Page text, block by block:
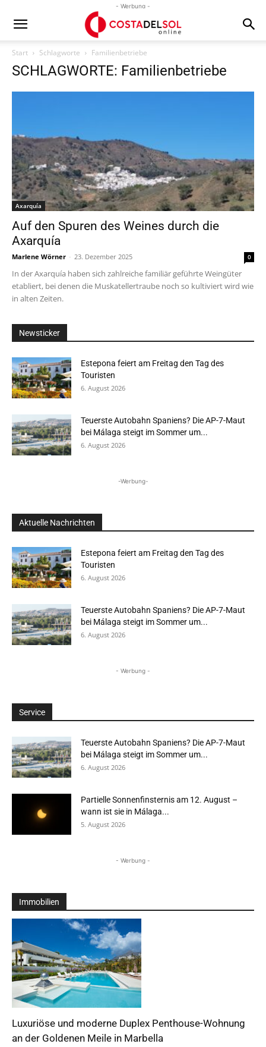
- Werbung -
Start Schlagworte Familienbetriebe
SCHLAGWORTE: Familienbetriebe
Axarquía
Auf den Spuren des Weines durch die
Axarquía
Marlene Wörner - 23. Dezember 2025 0
In der Axarquía haben sich zahlreiche familiär geführte Weingüter
etabliert, bei denen die Muskatellertraube noch so kultiviert wird wie
in alten Zeiten.
Newsticker
Estepona feiert am Freitag den Tag des
Touristen
6. August 2026
Teuerste Autobahn Spaniens? Die AP-7-Maut
bei Málaga steigt im Sommer um...
6. August 2026
-Werbung-
Aktuelle Nachrichten
Estepona feiert am Freitag den Tag des
Touristen
6. August 2026
Teuerste Autobahn Spaniens? Die AP-7-Maut
bei Málaga steigt im Sommer um...
6. August 2026
- Werbung -
Service
Teuerste Autobahn Spaniens? Die AP-7-Maut
bei Málaga steigt im Sommer um...
6. August 2026
Partielle Sonnenfinsternis am 12. August –
wann ist sie in Málaga...
5. August 2026
- Werbung -
Immobilien
Luxuriöse und moderne Duplex Penthouse-Wohnung
an der Goldenen Meile in Marbella